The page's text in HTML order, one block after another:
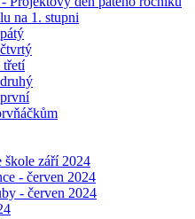
na 1. stupni
třetí
škole září 2024
- červen 2024
- červen 2024